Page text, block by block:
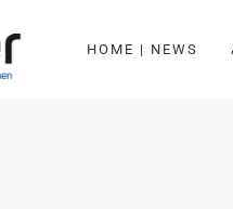
HOME | NEWS